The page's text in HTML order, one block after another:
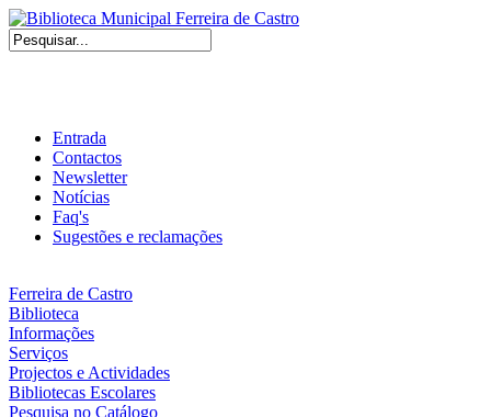
Entrada
Contactos
Newsletter
Notícias
Faq's
Sugestões e reclamações
Ferreira de Castro
Biblioteca
Informações
Serviços
Projectos e Actividades
Bibliotecas Escolares
Pesquisa no Catálogo